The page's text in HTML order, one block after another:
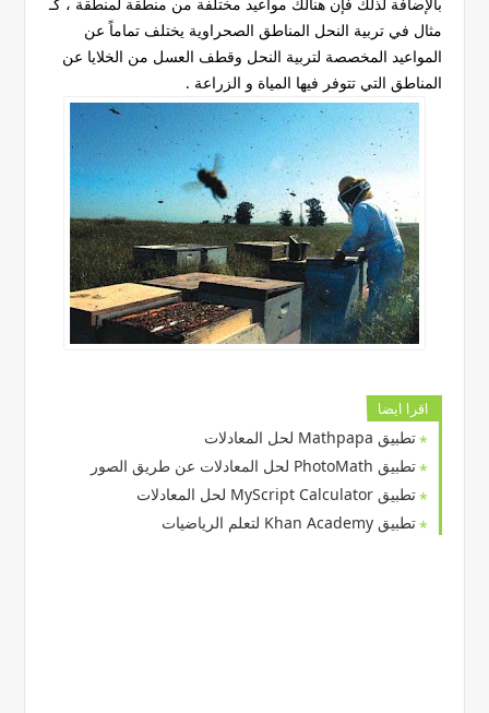
مثال في تربية النحل المناطق الصحراوية يختلف تماماً عن
المواعيد المخصصة لتربية النحل وقطف العسل من الخلايا عن
المناطق التي تتوفر فيها المياة و الزراعة .
اقرا ايضا
تطبيق Mathpapa لحل المعادلات
تطبيق PhotoMath لحل المعادلات عن طريق الصور
تطبيق MyScript Calculator لحل المعادلات
تطبيق Khan Academy لتعلم الرياضيات